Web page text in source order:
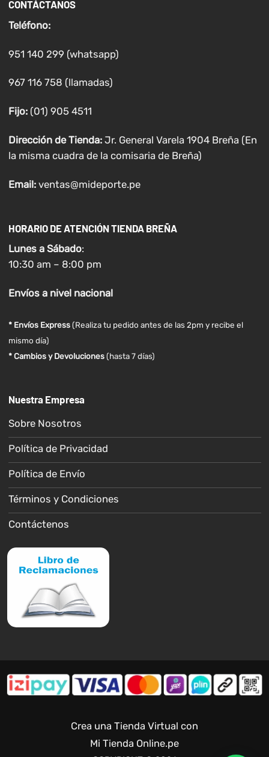
CONTÁCTANOS
Teléfono:
951 140 299 (whatsapp)
967 116 758 (llamadas)
Fijo:(01) 905 4511
Dirección de Tienda: Jr. General Varela 1904 Breña (En
la misma cuadra de la comisaria de Breña)
Email: ventas@mideporte.pe
HORARIO DE ATENCIÓN TIENDA BREÑA
Lunes a Sábado:
10:30 am – 8:00 pm
Envíosa nivel nacional
* Envíos Express(Realiza tu pedido antes de las 2pm y recibe el
mismo día)
* Cambios y Devoluciones (hasta 7 días)
Nuestra Empresa
Sobre Nosotros
Política de Privacidad
Política de Envío
Términos y Condiciones
Contáctenos
Crea una Tienda Virtual con
Mi Tienda Online.pe